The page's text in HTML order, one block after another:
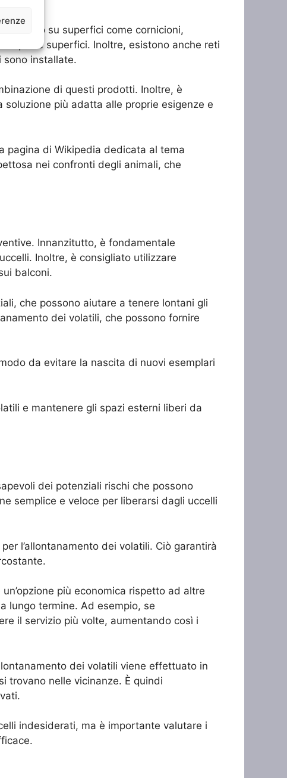
su superfici come cornicioni,
quelle superfici. Inoltre, esistono anche reti
sono installate.
di questi prodotti. Inoltre, è
più adatta alle proprie esigenze e
pagina di Wikipedia dedicata al tema
nei confronti degli animali, che
Innanzitutto, è fondamentale
Inoltre, è consigliato utilizzare
balconi.
che possono aiutare a tenere lontani gli
dei volatili, che possono fornire
da evitare la nascita di nuovi esemplari
e mantenere gli spazi esterni liberi da
dei potenziali rischi che possono
semplice e veloce per liberarsi dagli uccelli
l’allontanamento dei volatili. Ciò garantirà
più economica rispetto ad altre
lungo termine. Ad esempio, se
il servizio più volte, aumentando così i
dei volatili viene effettuato in
trovano nelle vicinanze. È quindi
indesiderati, ma è importante valutare i